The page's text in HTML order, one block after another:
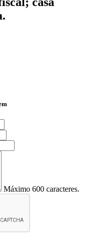
Máximo 600 caracteres.